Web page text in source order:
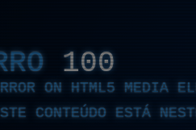
100
ON HTML5 MEDIA
CONTEÚDO ESTÁ